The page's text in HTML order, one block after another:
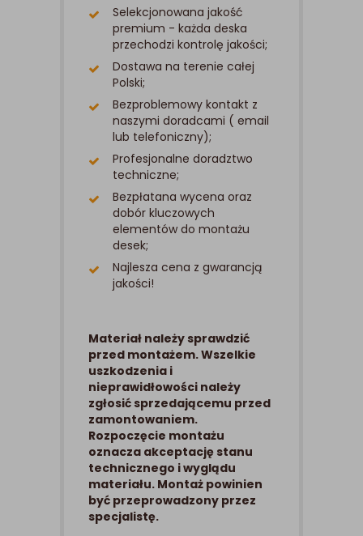
Selekcjonowana jakość
premium - każda deska
przechodzi kontrolę jakości;
Dostawa na terenie całej
Polski;
Bezproblemowy kontakt z
naszymi doradcami ( email
lub telefoniczny);
Profesjonalne doradztwo
techniczne;
Bezpłatana wycena oraz
dobór kluczowych
elementów do montażu
desek;
Najlesza cena z gwarancją
jakości!
Materiał należy sprawdzić
przed montażem. Wszelkie
uszkodzenia i
nieprawidłowości należy
zgłosić sprzedającemu przed
zamontowaniem.
Rozpoczęcie montażu
oznacza akceptację stanu
technicznego i wyglądu
materiału. Montaż powinien
być przeprowadzony przez
specjalistę.